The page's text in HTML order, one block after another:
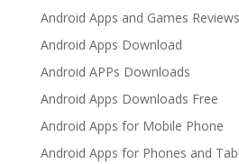
Android Apps and Games Reviews
Android Apps Download
Android APPs Downloads
Android Apps Downloads Free
Android Apps for Mobile Phone
Android Apps for Phones and